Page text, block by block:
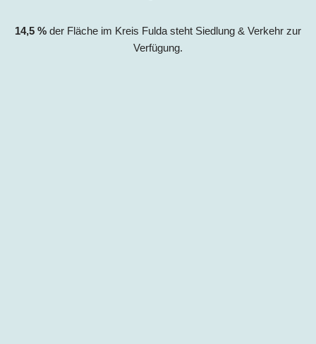
14,5 % der Fläche im Kreis Fulda steht Siedlung & Verkehr zur
Verfügung.